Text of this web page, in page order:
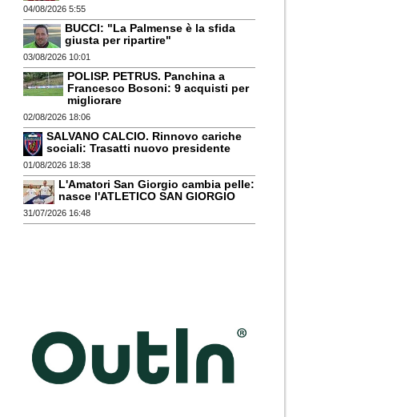
04/08/2026 5:55
BUCCI: "La Palmense è la sfida
giusta per ripartire"
03/08/2026 10:01
POLISP. PETRUS. Panchina a
Francesco Bosoni: 9 acquisti per
migliorare
02/08/2026 18:06
SALVANO CALCIO. Rinnovo cariche
sociali: Trasatti nuovo presidente
01/08/2026 18:38
L'Amatori San Giorgio cambia pelle:
nasce l'ATLETICO SAN GIORGIO
31/07/2026 16:48